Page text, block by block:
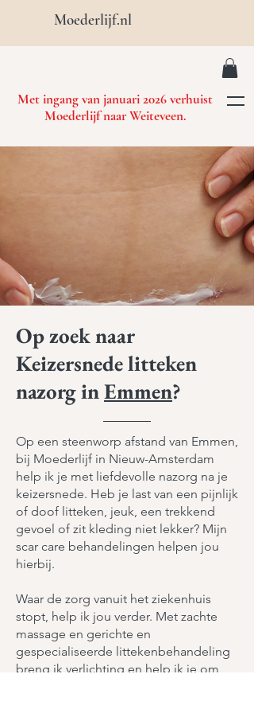
Moederlijf.nl
Met ingang van januari 2026 verhuist
Moederlijf naar Weiteveen.
Op zoek naar
Keizersnede litteken
nazorg inEmmen?
Op een steenworp afstand van Emmen,
bij Moederlijf in Nieuw-Amsterdam
help ik je met liefdevolle nazorg na je
keizersnede. Heb je last van een pijnlijk
of doof litteken, jeuk, een trekkend
gevoel of zit kleding niet lekker? Mijn
scar care behandelingen helpen jou
hierbij.
Waar de zorg vanuit het ziekenhuis
stopt, help ik jou verder. Met zachte
massage en gerichte en
gespecialiseerde littekenbehandeling
breng ik verlichting en help ik je om